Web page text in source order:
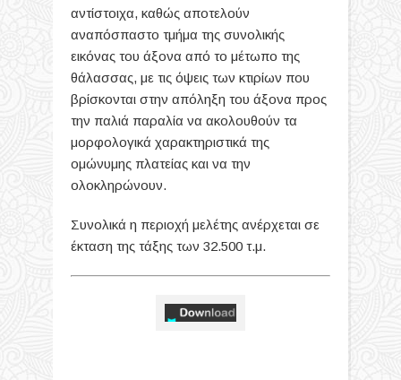
αντίστοιχα, καθώς αποτελούν
αναπόσπαστο τμήμα της συνολικής
εικόνας του άξονα από το μέτωπο της
θάλασσας, με τις όψεις των κτιρίων που
βρίσκονται στην απόληξη του άξονα προς
την παλιά παραλία να ακολουθούν τα
μορφολογικά χαρακτηριστικά της
ομώνυμης πλατείας και να την
ολοκληρώνουν.
Συνολικά η περιοχή μελέτης ανέρχεται σε
έκταση της τάξης των 32.500 τ.μ.